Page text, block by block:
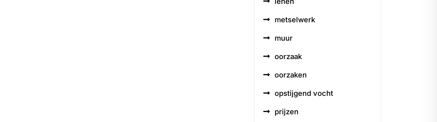
metselwerk
muur
oorzaak
oorzaken
opstijgend vocht
prijzen